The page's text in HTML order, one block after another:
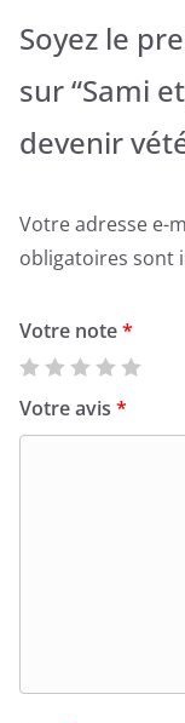
Soyez le
sur “Sami
devenir
Votre adresse e-
obligatoires sont
Votre note*
Votre avis *